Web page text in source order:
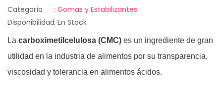
Categoría
: Gomas y Estabilizantes
Disponibilidad: En Stock
La carboximetilcelulosa (CMC) es un ingrediente de gran
utilidad en la industria de alimentos por su transparencia,
viscosidad y tolerancia en alimentos ácidos.